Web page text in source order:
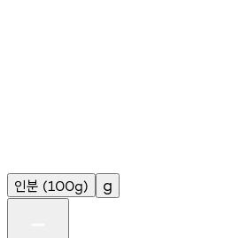
인분 (100g) g